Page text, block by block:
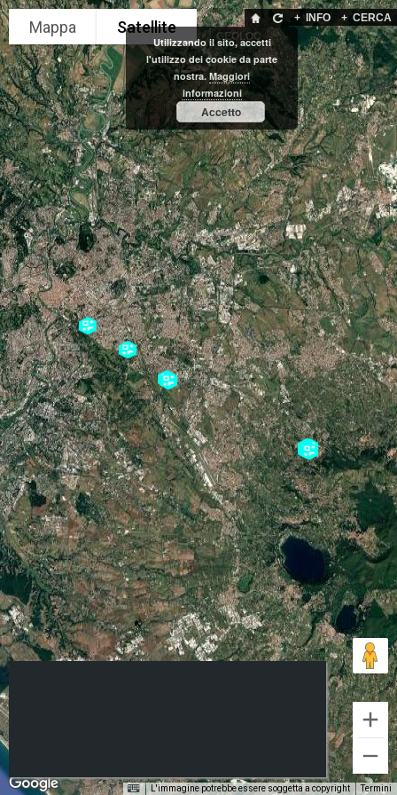
+ CERCA
+ INFO
GEOLOC
Utilizzando il sito, accetti
l'utilizzo dei cookie da parte
nostra. Maggiori
informazioni
Accetto